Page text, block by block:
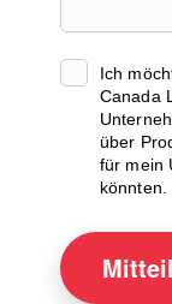
Ich
Canada
über
für mein
könnten.